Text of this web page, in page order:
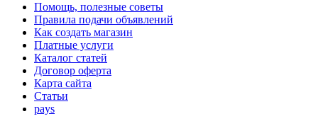
Помощь, полезные советы
Правила подачи объявлений
Как создать магазин
Платные услуги
Каталог статей
Договор оферта
Карта сайта
Статьи
pays